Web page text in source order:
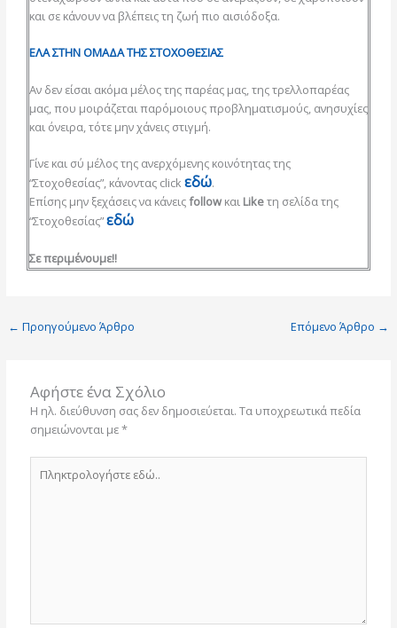
και σε κάνουν να βλέπεις τη ζωή πιο αισιόδοξα.
ΕΛΑ ΣΤΗΝ ΟΜΑΔΑ ΤΗΣ ΣΤΟΧΟΘΕΣΙΑΣ
Αν δεν είσαι ακόμα μέλος της παρέας μας, της τρελλοπαρέας
μας, που μοιράζεται παρόμοιους προβληματισμούς, ανησυχίες
και όνειρα, τότε μην χάνεις στιγμή.
Γίνε και σύ μέλος της ανερχόμενης κοινότητας της
“Στοχοθεσίας”, κάνοντας click εδώ.
Επίσης μην ξεχάσεις να κάνειςfollowκαι Likeτη σελίδα της
“Στοχοθεσίας”εδώ
Σε περιμένουμε!!
← Προηγούμενο Άρθρο Επόμενο Άρθρο →
Αφήστε ένα Σχόλιο
Η ηλ. διεύθυνση σας δεν δημοσιεύεται. Τα υποχρεωτικά πεδία
σημειώνονται με*
εδώ..